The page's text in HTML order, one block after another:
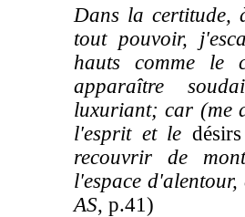
Dans la certitude,
tout pouvoir,
hauts comme le
apparaître
luxuriant; car (me
l'esprit et le
recouvrir de
l'espace
AS, p.41)